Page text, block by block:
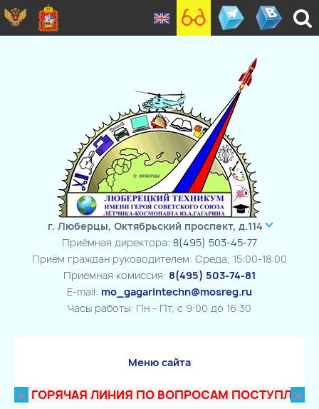
г. Люберцы, Октябрьский проспект, д.114
Приёмная директора: 8(495) 503-45-77
Приём граждан руководителем: Среда, 15:00-18:00
Приемная комиссия: 8(495) 503-74-81
E-mail: mo_gagarintechn@mosreg.ru
Часы работы: Пн - Пт, с 9:00 до 16:30
Меню сайта
×ГОРЯЧАЯ ЛИНИЯ ПО ВОПРОСАМ ПОСТУПЛЕНИЯ
×